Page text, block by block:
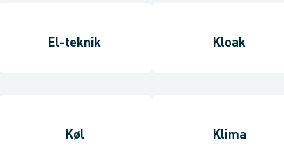
El-teknik Kloak
Køl Klima